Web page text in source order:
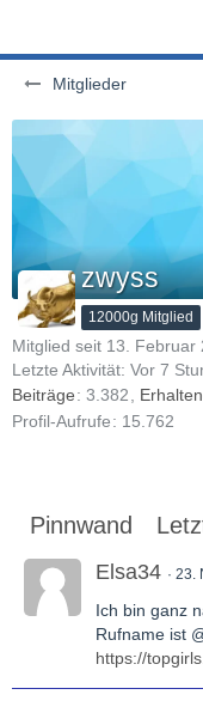
Mitglieder
zwyss
12000g Mitglied
Mitglied seit 13. Februar
Letzte Aktivität: Vor 7
Beiträge
3.382
Profil-Aufrufe
15.762
Pinnwand
Elsa34 23.
Ich bin ganz
Rufname ist
https://